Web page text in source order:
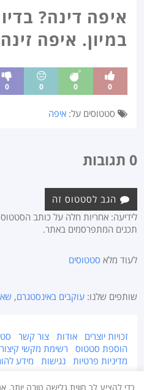
איפה דינה?
במיון. איפה
0
0
0
0
סטטוסים על:איפה
0 תגובות
הגב לסטטוס זה
לידיעה: אחריות חלה על כותב
תכנים המתפרסמים באתר.
לעוד מלא סטטוסים
שותפים שלנו:עוקבים באינסטגרם,
זכויות יוצרים אודות צור קשר
הוספת סטטוס
רשימת מקשי קיצור
מדיניות פרטיות
נגישות מידע
אתר זה מוגן על ידי זכויות יוצרים © 2015-2026 Takestatus.net.
כדי להציע לך חווית גלישה טובה יותר,